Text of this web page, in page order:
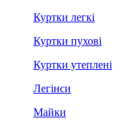
Куртки легкі
Куртки пухові
Куртки утеплені
Легінси
Майки